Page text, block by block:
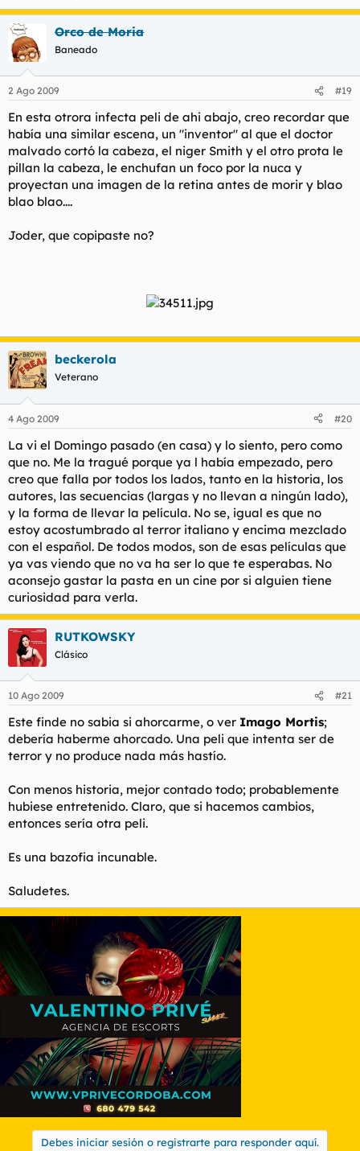
Orco de Moria
Baneado
2 Ago 2009 #19
En esta otrora infecta peli de ahi abajo, creo recordar que
había una similar escena, un "inventor" al que el doctor
malvado cortó la cabeza, el niger Smith y el otro prota le
pillan la cabeza, le enchufan un foco por la nuca y
proyectan una imagen de la retina antes de morir y blao
blao blao....
Joder, que copipaste no?
beckerola
Veterano
4 Ago 2009 #20
La vi el Domingo pasado (en casa) y lo siento, pero como
que no. Me la tragué porque ya l había empezado, pero
creo que falla por todos los lados, tanto en la historia, los
autores, las secuencias (largas y no llevan a ningún lado),
y la forma de llevar la película. No se, igual es que no
estoy acostumbrado al terror italiano y encima mezclado
con el español. De todos modos, son de esas películas que
ya vas viendo que no va ha ser lo que te esperabas. No
aconsejo gastar la pasta en un cine por si alguien tiene
curiosidad para verla.
RUTKOWSKY
Clásico
10 Ago 2009 #21
Este finde no sabia si ahorcarme, o ver Imago Mortis;
debería haberme ahorcado. Una peli que intenta ser de
terror y no produce nada más hastío.
Con menos historia, mejor contado todo; probablemente
hubiese entretenido. Claro, que si hacemos cambios,
entonces sería otra peli.
Es una bazofia incunable.
Saludetes.
Debes iniciar sesión o registrarte para responder aquí.